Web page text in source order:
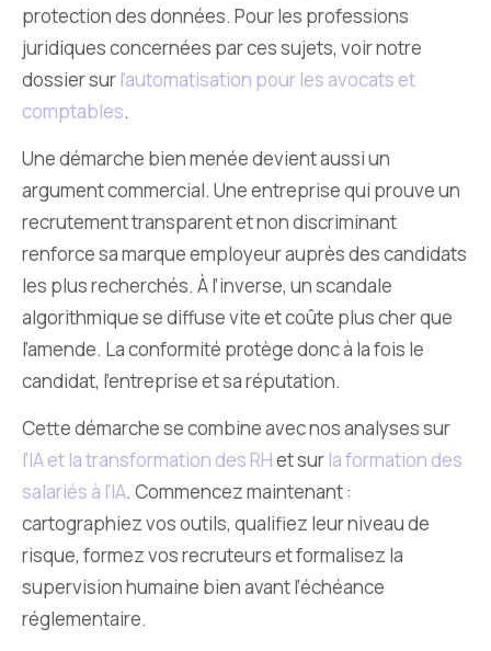
protection des données. Pour les professions
juridiques concernées par ces sujets, voir notre
dossier sur l’automatisation pour les avocats et
comptables.
Une démarche bien menée devient aussi un
argument commercial. Une entreprise qui prouve un
recrutement transparent et non discriminant
renforce sa marque employeur auprès des candidats
les plus recherchés. À l’inverse, un scandale
algorithmique se diffuse vite et coûte plus cher que
l’amende. La conformité protège donc à la fois le
candidat, l’entreprise et sa réputation.
Cette démarche se combine avec nos analyses sur
l’IA et la transformation des RHet sur la formation des
salariés à l’IA. Commencez maintenant :
cartographiez vos outils, qualifiez leur niveau de
risque, formez vos recruteurs et formalisez la
supervision humaine bien avant l’échéance
réglementaire.